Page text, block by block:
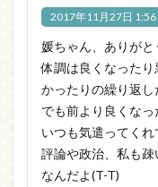
2017年11月27日 1:56
媛ちゃん、ありがと
体調は良くなった
かったりの繰り返し
でも前より良くなっ
いつも気遣ってくれ
評論や政治、私も
なんだよ(T-T)